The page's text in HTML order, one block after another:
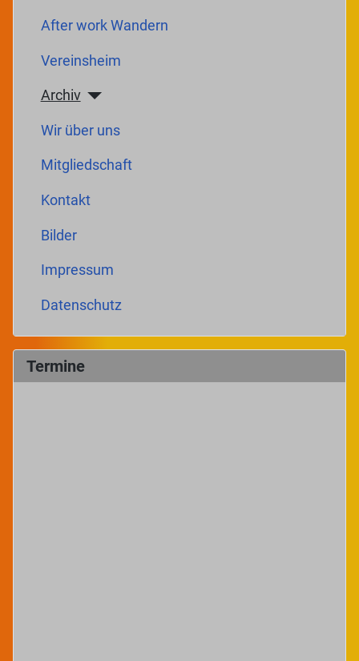
After work Wandern
Vereinsheim
Archiv
Wir über uns
Mitgliedschaft
Kontakt
Bilder
Impressum
Datenschutz
Termine